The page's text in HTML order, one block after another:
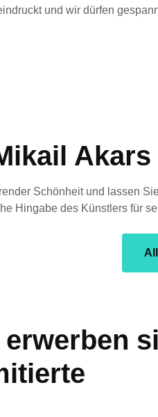
und wir dürfen
Schönheit und lassen
Hingabe des Künstlers für